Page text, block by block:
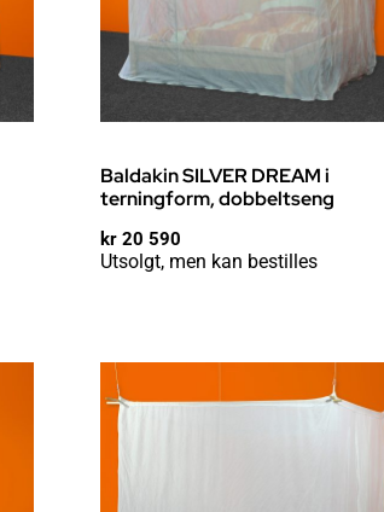
Baldakin SILVER DREAM i
terningform, dobbeltseng
kr 20 590
Utsolgt, men kan bestilles